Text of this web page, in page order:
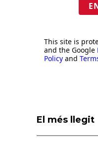
This site is
and the Google
Policy and
El més llegit